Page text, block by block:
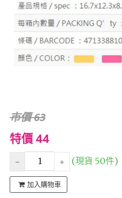
市價 63
特價 44
(現貨 50件)
加入購物車